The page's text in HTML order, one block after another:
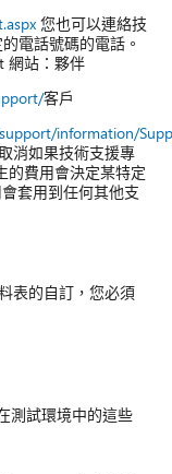
您也可以連絡技
電話號碼的電話。
網站：夥伴
客戶
information/
消如果技術支援專
的費用會決定某特定
套用到任何其他支
表的自訂，您必須
測試環境中的這些